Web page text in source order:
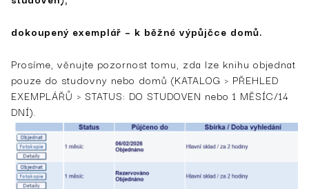
dokoupený exemplář – k běžné výpůjčce domů.
Prosíme, věnujte pozornost tomu, zda lze knihu objednat
pouze do studovny nebo domů (KATALOG > PŘEHLED
EXEMPLÁŘŮ > STATUS: DO STUDOVEN nebo 1 MĚSÍC/14
DNÍ).